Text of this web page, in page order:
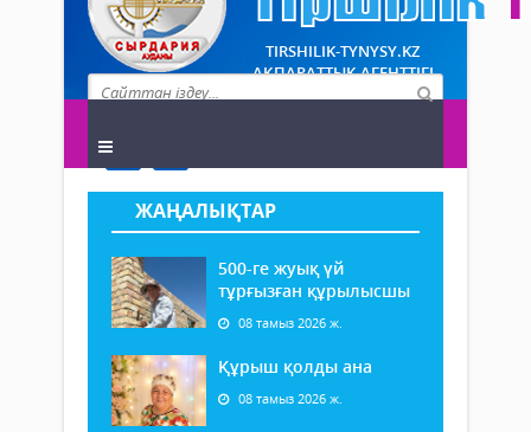
TIRSHILIK-TYNYSY.KZ
АҚПАРАТТЫҚ АГЕНТТІГІ
ЖАҢАЛЫҚТАР
500-ге жуық үй
тұрғызған құрылысшы
08 тамыз 2026 ж.
Құрыш қолды ана
08 тамыз 2026 ж.